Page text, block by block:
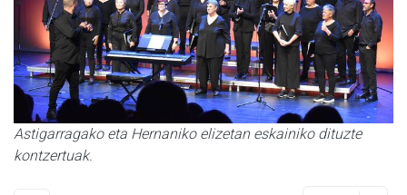
Astigarragako eta Hernaniko elizetan eskainiko dituzte
kontzertuak.